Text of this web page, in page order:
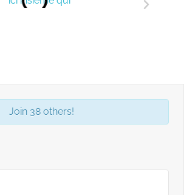
Join 38 others!